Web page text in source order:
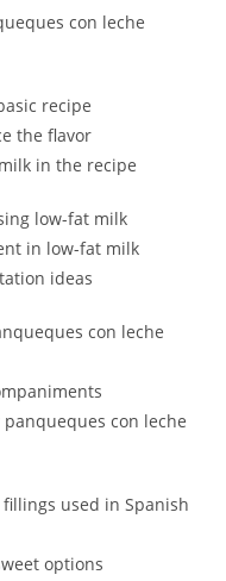
con leche
recipe
the flavor
in the recipe
low-fat milk
in low-fat milk
ideas
con leche
con leche
used in Spanish
options